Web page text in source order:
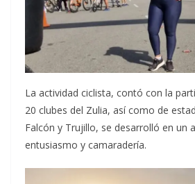
La actividad ciclista, contó con la
20 clubes del Zulia, así como de
Falcón y Trujillo, se desarrolló en un
entusiasmo y camaradería.